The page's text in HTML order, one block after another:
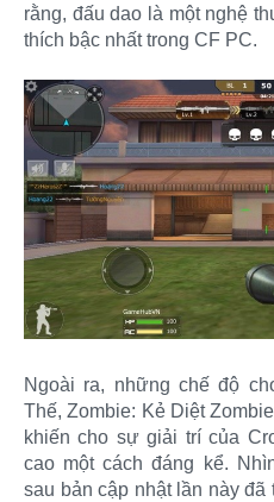
rằng, đấu dao là một nghệ
thích bậc nhất trong CF PC.
Ngoài ra, những chế độ
Thế, Zombie: Kẻ Diệt
khiến cho sự giải trí của
cao một cách đáng kể.
sau bản cập nhật lần này